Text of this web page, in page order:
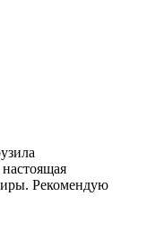
Рекомендую